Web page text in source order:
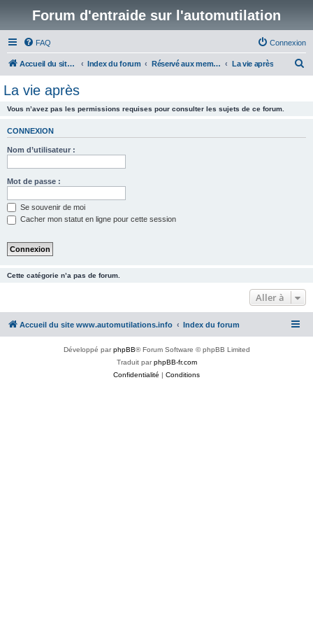
Forum d'entraide sur l'automutilation
FAQ Connexion
Accueil du site www.automutilations.info Index du forum Réservé aux membres La vie après
La vie après
Vous n’avez pas les permissions requises pour consulter les sujets de ce forum.
CONNEXION
Nom d’utilisateur :
Mot de passe :
Se souvenir de moi
Cacher mon statut en ligne pour cette session
Cette catégorie n’a pas de forum.
Aller à
Accueil du site www.automutilations.info Index du forum
Développé parphpBB® Forum Software © phpBB Limited
Traduit parphpBB-fr.com
Confidentialité | Conditions